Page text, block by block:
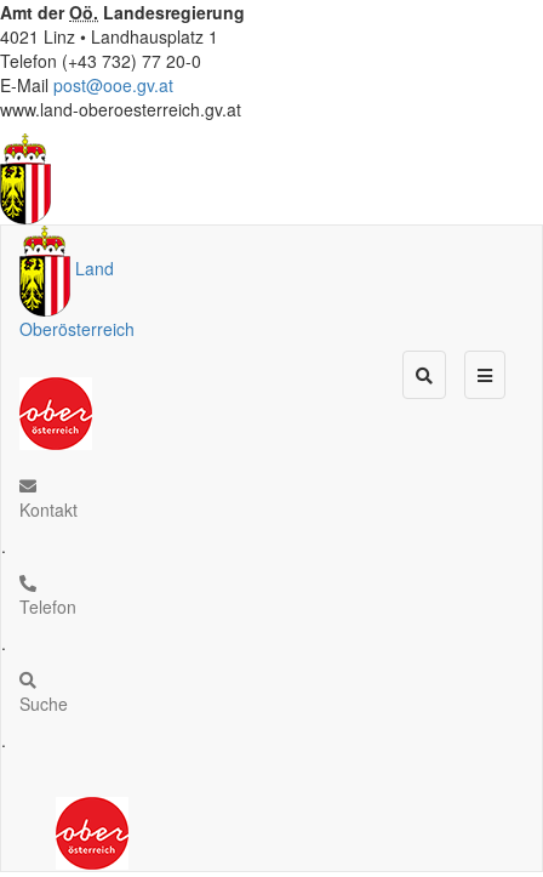
Amt derOö. Landesregierung
4021 Linz • Landhausplatz 1
Telefon (+43 732) 77 20-0
E-Mail post@ooe.gv.at
www.land-oberoesterreich.gv.at
Land
Oberösterreich
Kontakt
.
Telefon
.
Suche
.